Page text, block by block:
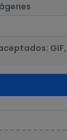
GIF,